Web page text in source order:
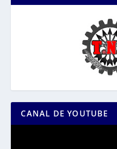
CANAL DE YOUTUBE